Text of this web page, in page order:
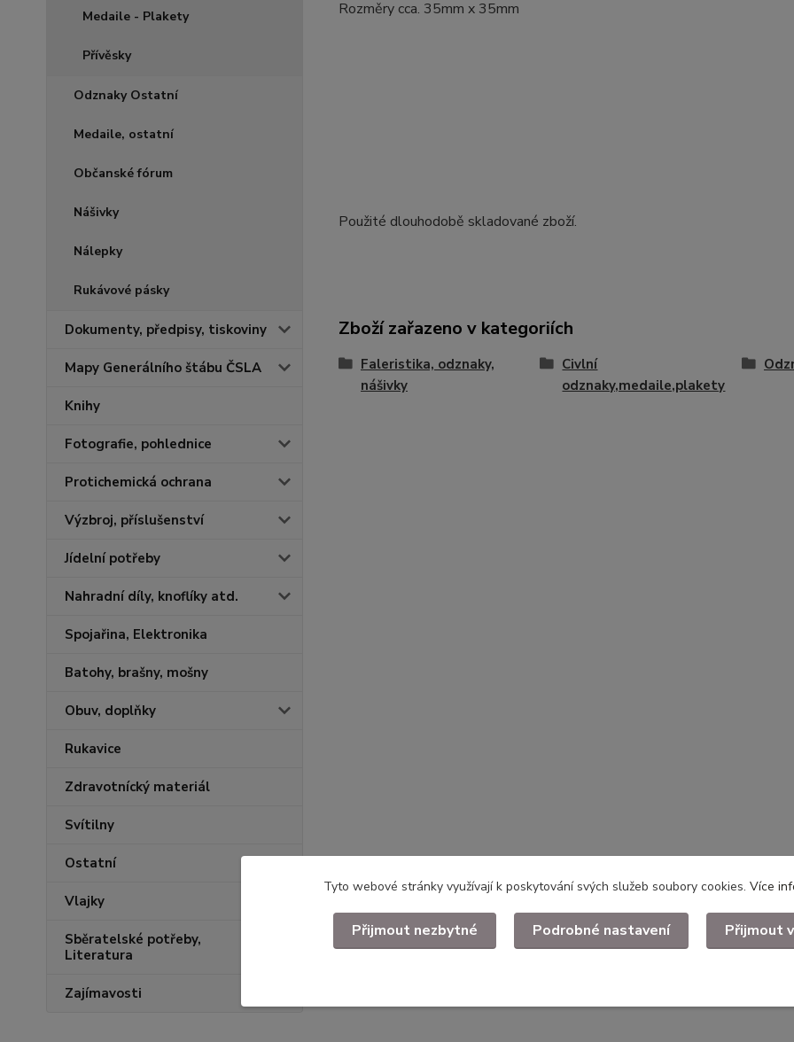
Medaile - Plakety
Přívěsky
Odznaky Ostatní
Medaile, ostatní
Občanské fórum
Nášivky
Nálepky
Rukávové pásky
Dokumenty, předpisy, tiskoviny
Mapy Generálního štábu ČSLA
Knihy
Fotografie, pohlednice
Protichemická ochrana
Výzbroj, příslušenství
Jídelní potřeby
Nahradní díly, knoflíky atd.
Spojařina, Elektronika
Batohy, brašny, mošny
Obuv, doplňky
Rukavice
Zdravotnícký materiál
Svítilny
Ostatní
Vlajky
Sběratelské potřeby,
Literatura
Zajímavosti
Rozměry cca. 35mm x 35mm
Použité dlouhodobě skladované zboží.
Zboží zařazeno v kategoriích
Faleristika, odznaky,
nášivky
Civlní
odznaky,medaile,plakety
Tyto webové stránky využívají k poskytování svých služeb soubory cookies. Více
Přijmout nezbytné Podrobné nastavení Přijmout